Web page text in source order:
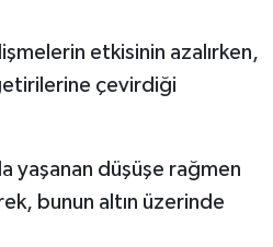
etkisinin azalırken,
çevirdiği
yaşanan düşüşe rağmen
bunun altın üzerinde